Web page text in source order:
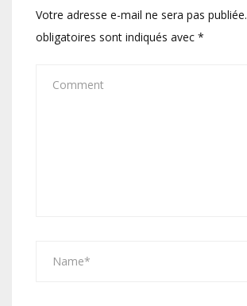
Votre adresse e-mail ne sera pas publiée.
obligatoires sont indiqués avec *